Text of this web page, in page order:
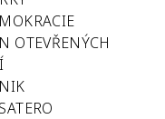
OTEVŘENÝCH